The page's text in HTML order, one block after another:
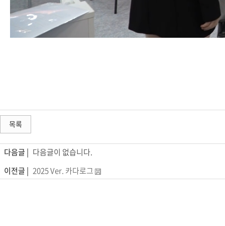
목록
다음글 | 다음글이 없습니다.
이전글 | 2025 Ver. 카다로그